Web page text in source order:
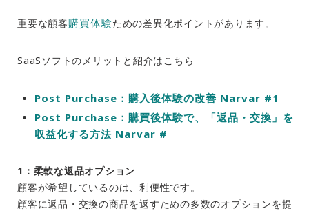
重要な顧客購買体験ための差異化ポイントがあります。
SaaSソフトのメリットと紹介はこちら
Post Purchase：購入後体験の改善 Narvar #1
Post Purchase：購買後体験で、「返品・交換」を
収益化する方法 Narvar #
1：柔軟な返品オプション
顧客が希望しているのは、利便性です。
顧客に返品・交換の商品を返すための多数のオプションを提